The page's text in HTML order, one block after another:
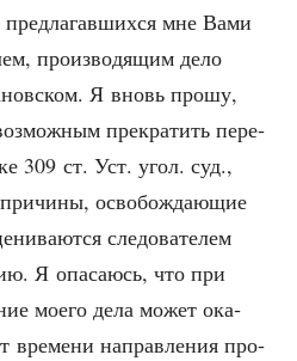
мне Вами
про­из­во­дя­щим дело
Я вновь про­шу,
пре­кра­тить пере­
309 ст. Уст. угол. суд.,
осво­бож­да­ю­щие
сле­до­ва­те­лем
Я опа­са­юсь, что при
мое­го дела может ока­
вре­ме­ни направ­ле­ния про­